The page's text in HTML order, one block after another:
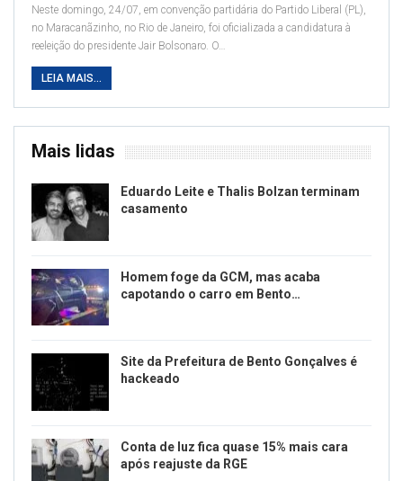
Neste domingo, 24/07, em convenção partidária do Partido Liberal (PL),
no Maracanãzinho, no Rio de Janeiro, foi oficializada a candidatura à
reeleição do presidente Jair Bolsonaro. O…
LEIA MAIS...
Mais lidas
Eduardo Leite e Thalis Bolzan terminam
casamento
Homem foge da GCM, mas acaba
capotando o carro em Bento…
Site da Prefeitura de Bento Gonçalves é
hackeado
Conta de luz fica quase 15% mais cara
após reajuste da RGE